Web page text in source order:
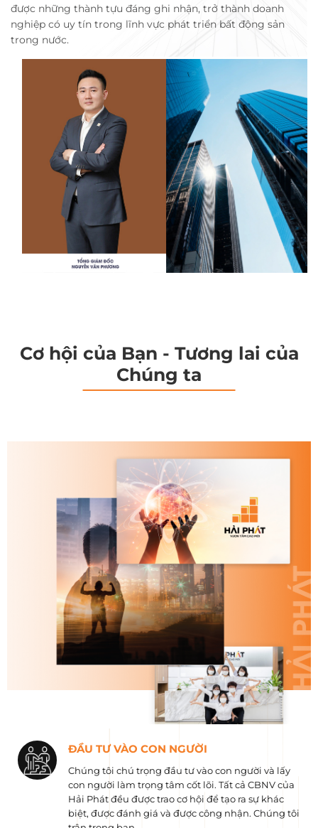
được những thành tựu đáng ghi nhận, trở thành doanh
nghiệp có uy tín trong lĩnh vực phát triển bất động sản
trong nước.
Cơ hội của Bạn - Tương lai của
Chúng ta
ĐẦU TƯ VÀO CON NGƯỜI
Chúng tôi chú trọng đầu tư vào con người và lấy
con người làm trọng tâm cốt lõi. Tất cả CBNV của
Hải Phát đều được trao cơ hội để tạo ra sự khác
biệt, được đánh giá và được công nhận. Chúng tôi